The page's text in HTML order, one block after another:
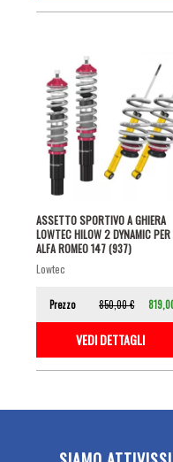
ASSETTO SPORTIVO A GHIERA
LOWTEC HILOW 2 DYNAMIC PER
ALFA ROMEO 147 (937)
lowtec
Prezzo 850,00 €
VEDI DETTAGLI